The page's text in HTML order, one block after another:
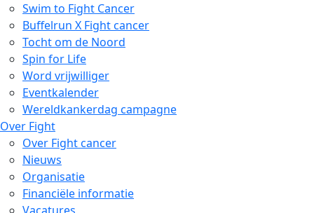
Swim to Fight Cancer
Buffelrun X Fight cancer
Tocht om de Noord
Spin for Life
Word vrijwilliger
Eventkalender
Wereldkankerdag campagne
Over Fight
Over Fight cancer
Nieuws
Organisatie
Financiële informatie